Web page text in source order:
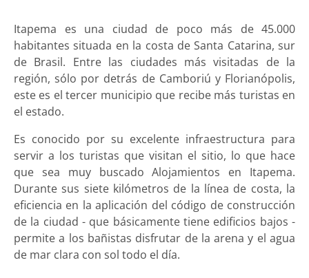
Itapema es una ciudad de poco más de 45.000
habitantes situada en la costa de Santa Catarina, sur
de Brasil. Entre las ciudades más visitadas de la
región, sólo por detrás de Camboriú y Florianópolis,
este es el tercer municipio que recibe más turistas en
el estado.
Es conocido por su excelente infraestructura para
servir a los turistas que visitan el sitio, lo que hace
que sea muy buscado Alojamientos en Itapema.
Durante sus siete kilómetros de la línea de costa, la
eficiencia en la aplicación del código de construcción
de la ciudad - que básicamente tiene edificios bajos -
permite a los bañistas disfrutar de la arena y el agua
de mar clara con sol todo el día.